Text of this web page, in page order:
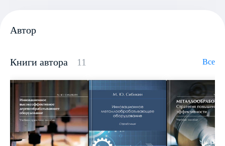
Автор
Книги автора 11 Все